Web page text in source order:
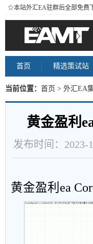
☆本站外汇EA驻群后全部免费
首页 精选策试站
当前位置： 首页 > 外汇EA
黄金盈利
发布时间：2023-
黄金盈利ea